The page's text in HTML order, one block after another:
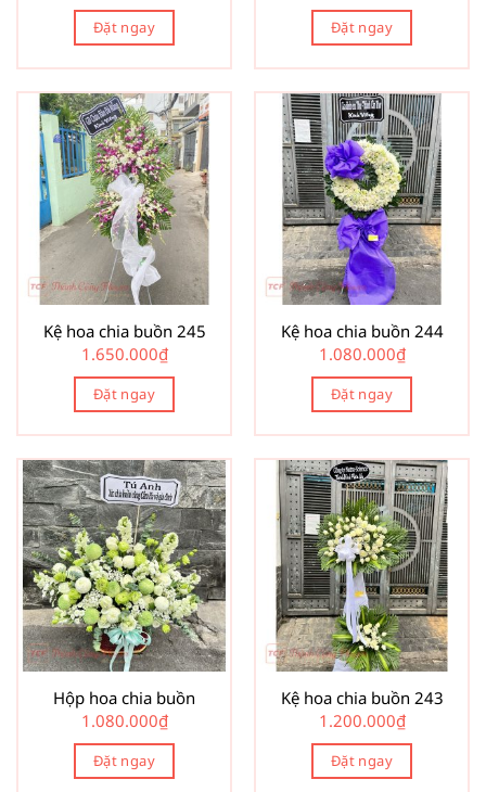
Đặt ngay Đặt ngay
Kệ hoa chia buồn 245
1.650.000₫
Đặt ngay
Kệ hoa chia buồn 244
1.080.000₫
Đặt ngay
Hộp hoa chia buồn
1.080.000₫
Đặt ngay
Kệ hoa chia buồn 243
1.200.000₫
Đặt ngay